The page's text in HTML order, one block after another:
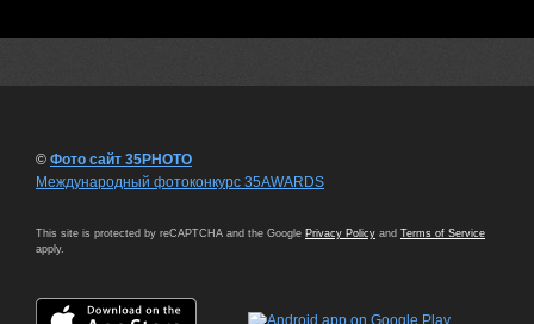
© Фото сайт 35PHOTO
Международный фотоконкурс 35AWARDS
This site is protected by reCAPTCHA and the Google Privacy Policy and Terms of Service
apply.